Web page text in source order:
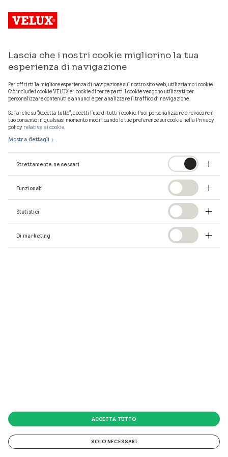
Lascia che i nostri cookie migliorino la tua
esperienza di navigazione
Per offrirti la migliore esperienza di navigazione sul nostro sito web, utilizziamo i cookie.
Ciò include i cookie VELUX e i cookie di terze parti. I cookie vengono utilizzati per
personalizzare contenuti e annunci e per analizzare il traffico di navigazione.
Se fai clic su "Accetta tutto", accetti l'uso di tutti i cookie. Puoi personalizzare o revocare il
tuo consenso in qualsiasi momento modificando le tue preferenze sui cookie nella Privacy
policy relativa ai cookie.
Mostra dettagli
Strettamente necessari
Funzionali
Statistici
Di marketing
SOLO NECESSARI
ACCETTA TUTTO
cercando non esiste.
Continua la tua ricerca
qui.